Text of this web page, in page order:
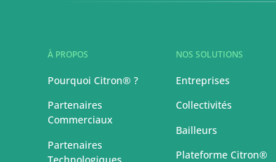
À PROPOS
Pourquoi Citron® ?
Partenaires
Commerciaux
Partenaires
NOS SOLUTIONS
Entreprises
Collectivités
Bailleurs
Plateforme Citron®